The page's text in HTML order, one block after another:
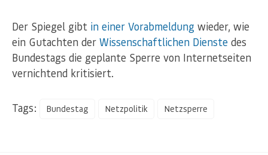
Der Spiegel gibt in einer Vorabmeldung wieder, wie
ein Gutachten der Wissenschaftlichen Dienste des
Bundestags die geplante Sperre von Internetseiten
vernichtend kritisiert.
Tags: Bundestag Netzpolitik Netzsperre